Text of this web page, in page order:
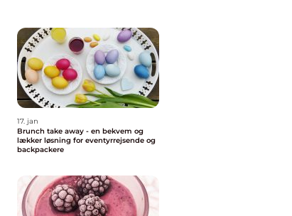
17. jan
Brunch take away - en bekvem og
lækker løsning for eventyrrejsende og
backpackere